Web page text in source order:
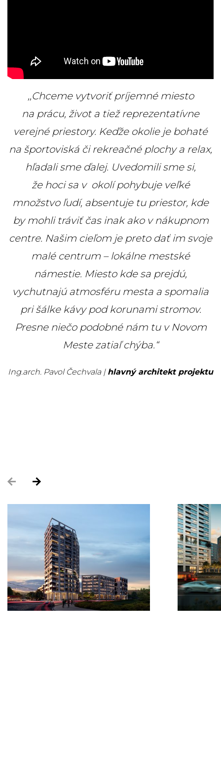
,,Chceme vytvoriť príjemné miesto
na prácu, život a tiež reprezentatívne
verejné priestory. Keďže okolie je bohaté
na športoviská či rekreačné plochy a relax,
hľadali sme ďalej. Uvedomili sme si,
že hoci sa v okolí pohybuje veľké
množstvo ľudí, absentuje tu priestor, kde
by mohli tráviť čas inak ako v nákupnom
centre. Našim cieľom je preto dať im svoje
malé centrum – lokálne mestské
námestie. Miesto kde sa prejdú,
vychutnajú atmosféru mesta a spomalia
pri šálke kávy pod korunami stromov.
Presne niečo podobné nám tu v Novom
Meste zatiaľ chýba.“
Ing.arch. Pavol Čechvala | hlavný architekt projektu